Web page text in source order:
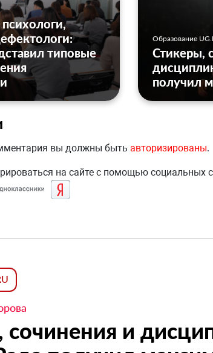
типовые
Образование
Стикеры,
получил
вы должны быть авторизированы.
на сайте с помощью социальных
и